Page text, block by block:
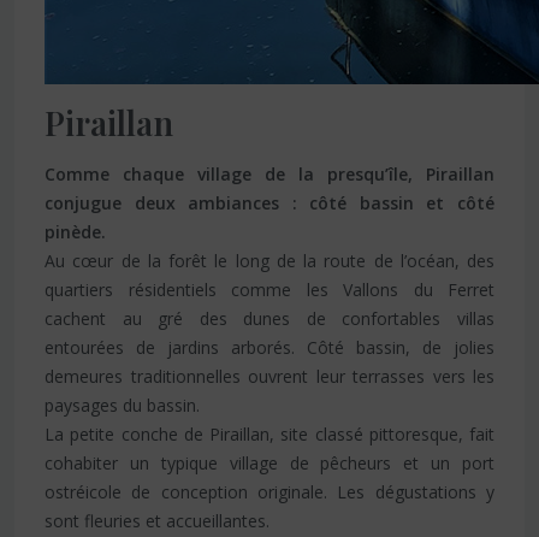
Piraillan
Comme chaque village de la presqu’île, Piraillan
conjugue deux ambiances : côté bassin et côté
pinède.
Au cœur de la forêt le long de la route de l’océan, des
quartiers résidentiels comme les Vallons du Ferret
cachent au gré des dunes de confortables villas
entourées de jardins arborés. Côté bassin, de jolies
demeures traditionnelles ouvrent leur terrasses vers les
paysages du bassin.
La petite conche de Piraillan, site classé pittoresque, fait
cohabiter un typique village de pêcheurs et un port
ostréicole de conception originale. Les dégustations y
sont fleuries et accueillantes.